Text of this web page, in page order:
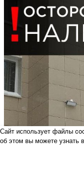
Сайт использует файлы
об этом вы можете узнать в